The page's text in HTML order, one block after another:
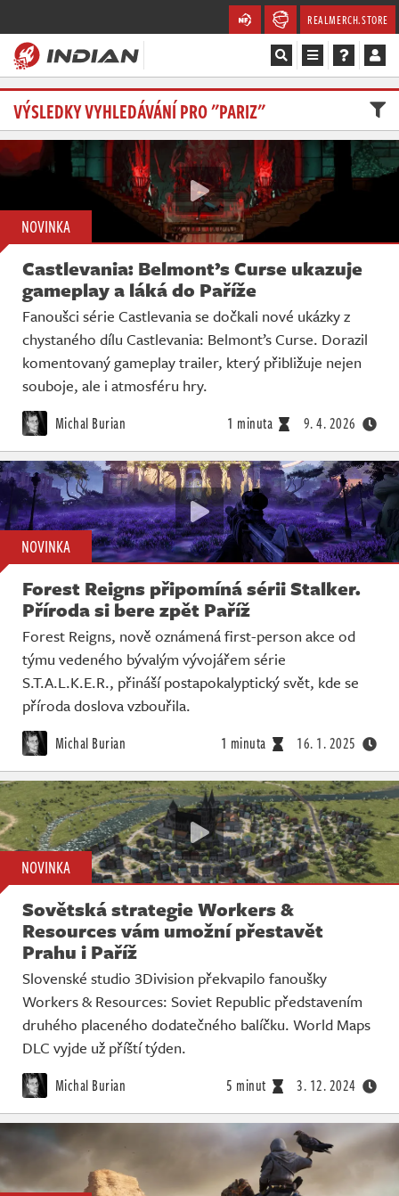
REALMERCH.STORE
Magazín
Recenze
Soutěže
Databáze
Komunita
Redakce
Živě
VÝSLEDKY VYHLEDÁVÁNÍ PRO "PARIZ"
NOVINKA
Castlevania: Belmont’s Curse ukazuje
gameplay a láká do Paříže
Fanoušci série Castlevania se dočkali nové ukázky z
chystaného dílu Castlevania: Belmont’s Curse. Dorazil
komentovaný gameplay trailer, který přibližuje nejen
souboje, ale i atmosféru hry.
Michal Burian 1 minuta 9. 4. 2026
NOVINKA
Forest Reigns připomíná sérii Stalker.
Příroda si bere zpět Paříž
Forest Reigns, nově oznámená first-person akce od
týmu vedeného bývalým vývojářem série
S.T.A.L.K.E.R., přináší postapokalyptický svět, kde se
příroda doslova vzbouřila.
Michal Burian 1 minuta 16. 1. 2025
NOVINKA
Sovětská strategie Workers &
Resources vám umožní přestavět
Prahu i Paříž
Slovenské studio 3Division překvapilo fanoušky
Workers & Resources: Soviet Republic představením
druhého placeného dodatečného balíčku. World Maps
DLC vyjde už příští týden.
Michal Burian 5 minut 3. 12. 2024